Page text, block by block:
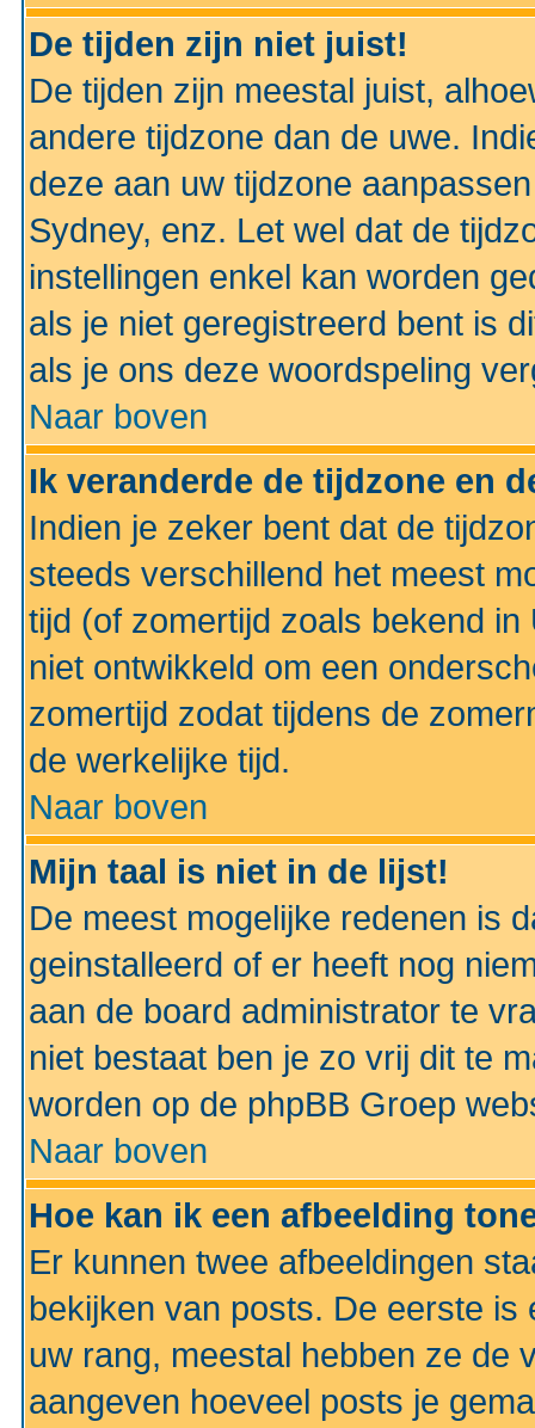
De tijden zijn niet juist!
De tijden zijn meestal juist,
andere tijdzone dan de uwe.
deze aan uw tijdzone
Sydney, enz. Let wel dat de
instellingen enkel kan worden
als je niet geregistreerd bent is
als je ons deze woordspeling
Naar boven
Ik veranderde de tijdzone en
Indien je zeker bent dat de
steeds verschillend het meest
tijd (of zomertijd zoals bekend
niet ontwikkeld om een
zomertijd zodat tijdens de
de werkelijke tijd.
Naar boven
Mijn taal is niet in de lijst!
De meest mogelijke redenen is
geinstalleerd of er heeft nog
aan de board administrator te
niet bestaat ben je zo vrij dit te
worden op de phpBB Groep
Naar boven
Hoe kan ik een afbeelding
Er kunnen twee afbeeldingen
bekijken van posts. De eerste
uw rang, meestal hebben ze de
aangeven hoeveel posts je